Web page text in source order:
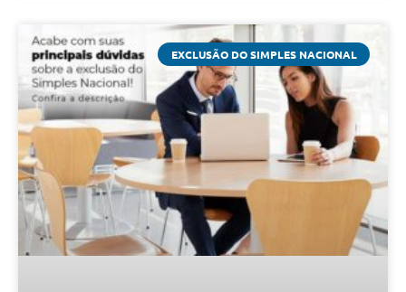
EXCLUSÃO DO SIMPLES NACIONAL